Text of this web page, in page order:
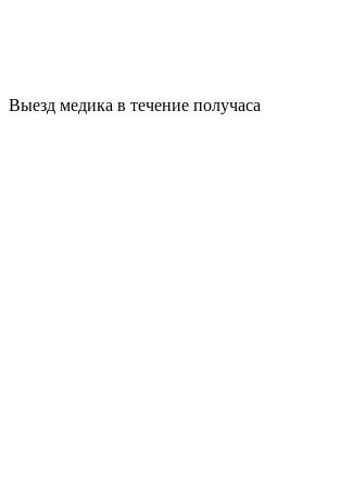
Выезд медика в течение получаса